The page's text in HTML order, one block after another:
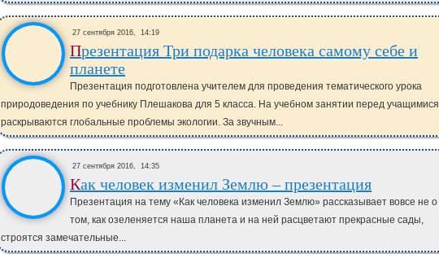
27 сентября 2016, 14:19
Презентация Три подарка человека самому себе и
планете
Презентация подготовлена учителем для проведения тематического урока
природоведения по учебнику Плешакова для 5 класса. На учебном занятии перед учащимися
раскрываются глобальные проблемы экологии. За звучным...
27 сентября 2016, 14:35
Как человек изменил Землю – презентация
Презентация на тему «Как человека изменил Землю» рассказывает вовсе не о
том, как озеленяется наша планета и на ней расцветают прекрасные сады,
строятся замечательные...